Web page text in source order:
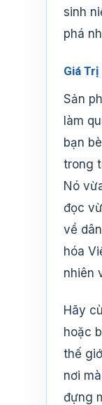
sinh
phá
Giá
Sản
làm
bạn
trong
Nó
đọc
về
hóa
nhiên
Hãy
hoặc
thế
nơi
đựng